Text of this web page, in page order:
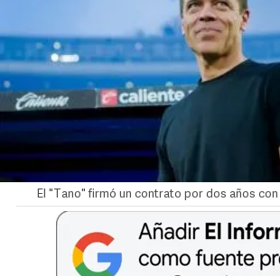
El "Tano" firmó un contrato por dos años con